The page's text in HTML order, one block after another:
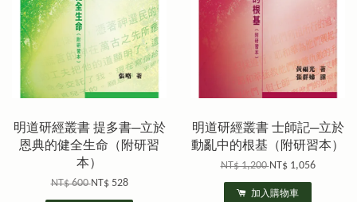
明道研經叢書 提多書─立於
恩典的健全生命（附研習
本）
NT$ 600NT$ 528
明道研經叢書 士師記─立於
動亂中的根基（附研習本）
NT$ 1,200NT$ 1,056
加入購物車